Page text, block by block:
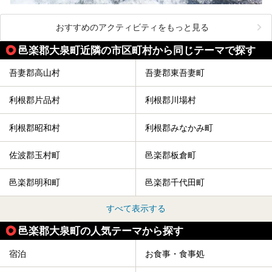
おすすめのアクティビティをもっと見る
邑楽郡大泉町近隣の市区町村から同じテーマで探す
吾妻郡高山村 吾妻郡東吾妻町
利根郡片品村 利根郡川場村
利根郡昭和村 利根郡みなかみ町
佐波郡玉村町 邑楽郡板倉町
邑楽郡明和町 邑楽郡千代田町
すべて表示する
邑楽郡大泉町の人気テーマから探す
宿泊 お食事・食事処